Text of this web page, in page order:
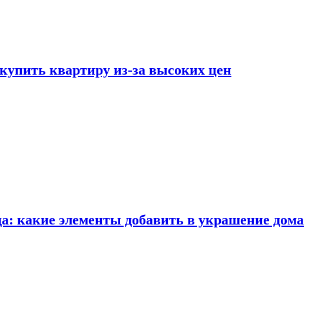
квартиру из-за высоких цен
какие элементы добавить в украшение дома